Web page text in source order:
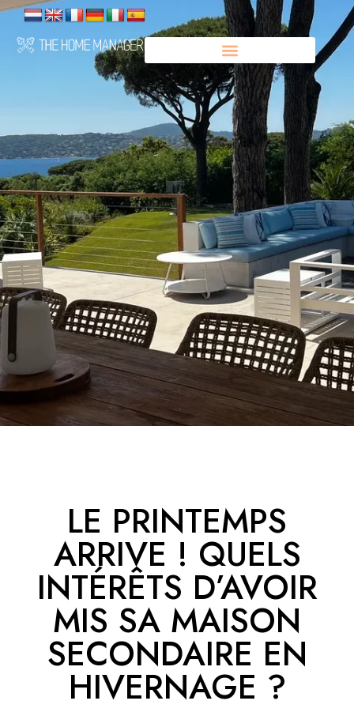
Panneau de gestion des cookies
LE PRINTEMPS
ARRIVE ! QUELS
INTÉRÊTS D’AVOIR
MIS SA MAISON
SECONDAIRE EN
HIVERNAGE ?